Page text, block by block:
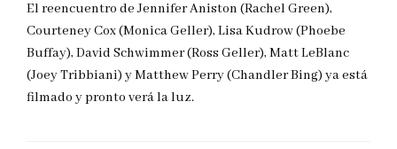
El reencuentro de Jennifer Aniston (Rachel Green),
Courteney Cox (Monica Geller), Lisa Kudrow (Phoebe
Buffay), David Schwimmer (Ross Geller), Matt LeBlanc
(Joey Tribbiani) y Matthew Perry (Chandler Bing) ya está
filmado y pronto verá la luz.